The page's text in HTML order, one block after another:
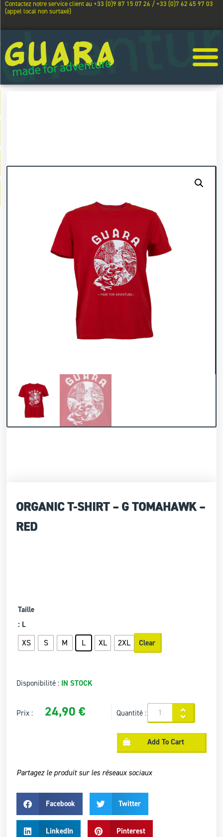
Contactez notre service client au +33 (0)9 87 15 07 26 / +33 (0)7 62 45 97 03
(appel local non surtaxé)
ORGANIC T-SHIRT – G TOMAHAWK –
RED
Taille
: L
XS S M L XL 2XL Clear
Disponibilité : IN STOCK
Prix : 24,90€ Quantité :
Add To Cart
Partagez le produit sur les réseaux sociaux
Facebook Twitter
LinkedIn Pinterest